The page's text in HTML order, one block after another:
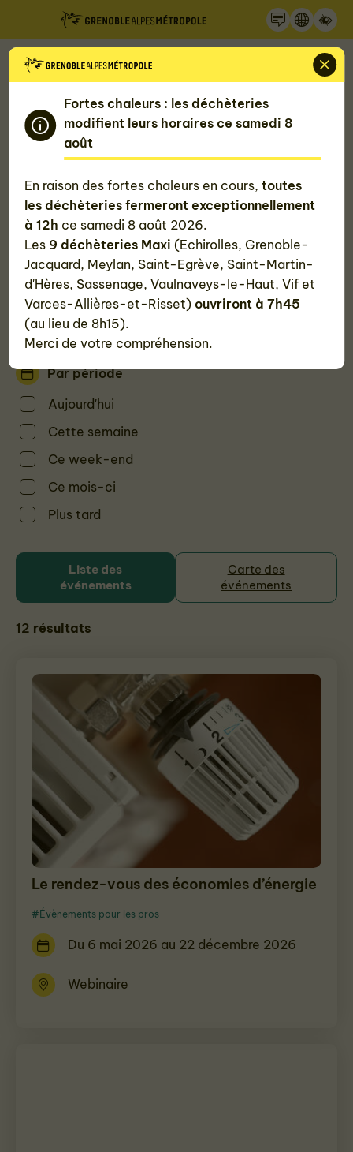
Panneau de gestion des cookies
Fortes chaleurs : les déchèteries
modifient leurs horaires ce samedi 8
août
En raison des fortes chaleurs en cours,toutes
les déchèteries fermeront exceptionnellement
à 12h ce samedi 8 août 2026.
Les 9 déchèteries Maxi (Echirolles, Grenoble-
Jacquard, Meylan, Saint-Egrève, Saint-Martin-
d'Hères, Sassenage, Vaulnaveys-le-Haut, Vif et
Varces-Allières-et-Risset) ouvriront à 7h45
(au lieu de 8h15).
Merci de votre compréhension.
Accueil Informations pour les pros
L'agenda pour les pros
Filtrez par thématique
#Tous
Par public
Public à partir de 14 ans
Public à partir de 16 ans
Par période
Aujourd'hui
Cette semaine
Ce week-end
Ce mois-ci
Plus tard
Liste des
événements
Carte des
événements
12 résultats
Le rendez-vous des économies d’énergie
#Évènements pour les pros
Du 6 mai 2026 au 22 décembre 2026
Webinaire